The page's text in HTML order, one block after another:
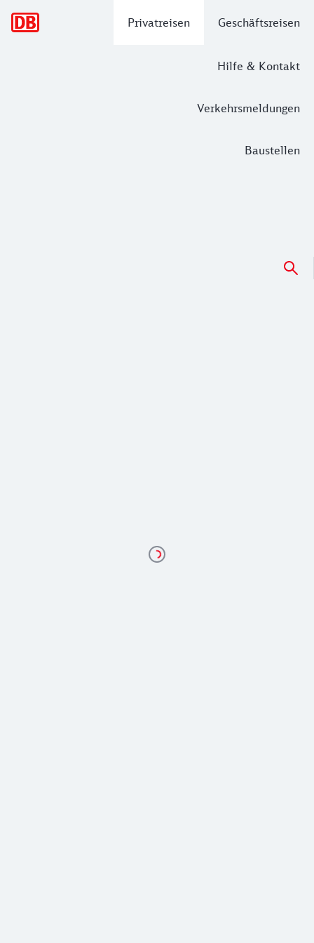
Privatreisen Geschäftsreisen
Hilfe & Kontakt
Verkehrsmeldungen
Baustellen